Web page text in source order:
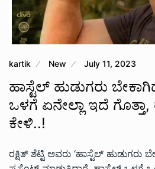
kartik New July 11, 2023
ಹಾಸ್ಟೆಲ್ ಹುಡುಗರು
ಒಳಗೆ ಏನೇಲ್ಲಾ ಇದೆ
ಕೇಳಿ..!
ರಕ್ಷಿತ್ ಶೆಟ್ಟಿ ಅವರು ‘ಹಾಸ್ಟೆಲ್​ ಹುಡುಗರು